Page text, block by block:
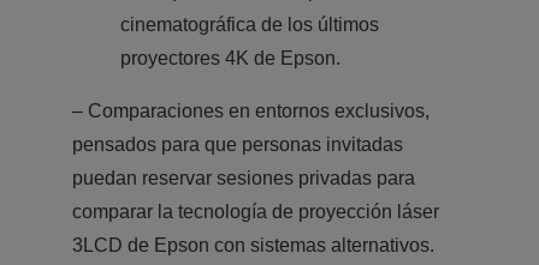
cinematográfica de los últimos
proyectores 4K de Epson.
– Comparaciones en entornos exclusivos,
pensados para que personas invitadas
puedan reservar sesiones privadas para
comparar la tecnología de proyección láser
3LCD de Epson con sistemas alternativos.